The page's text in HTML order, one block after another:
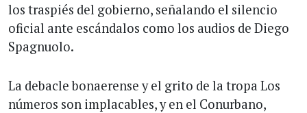
los traspiés del gobierno, señalando el silencio
oficial ante escándalos como los audios de Diego
Spagnuolo.
La debacle bonaerense y el grito de la tropa Los
números son implacables, y en el Conurbano,